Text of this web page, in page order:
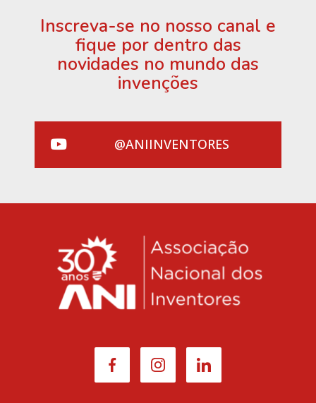
Inscreva-se no nosso canal e
fique por dentro das
novidades no mundo das
invenções
@ANIINVENTORES